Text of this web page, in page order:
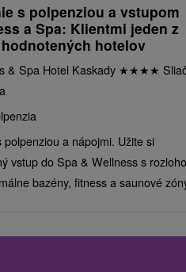
s polpenziou a vstupom
a Spa: Klientmi jeden z
hotelov
& Spa Hotel Kaskady ★★★★
polpenziou a nápojmi. Užite si
vstup do Spa & Wellness s
bazény, fitness a saunové